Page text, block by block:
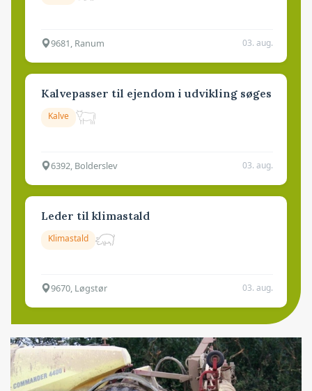
9681, Ranum 03. aug.
Kalvepasser til ejendom i udvikling søges
Kalve
6392, Bolderslev 03. aug.
Leder til klimastald
Klimastald
9670, Løgstør 03. aug.